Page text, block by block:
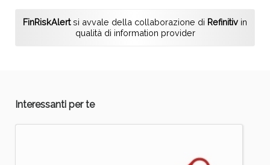
FinRiskAlertsi avvale della collaborazione di Refinitiv in
qualità di information provider
Interessanti per te